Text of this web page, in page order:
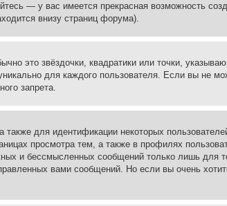
— у вас имеется прекрасная возможность
внизу страниц форума).
это звёздочки, квадратики или точки,
для каждого пользователя. Если вы не
запрета.
для идентификации некоторых
просмотра тем, а также в профилях
и бессмысленных сообщений только лишь для
вами сообщений. Но если вы очень